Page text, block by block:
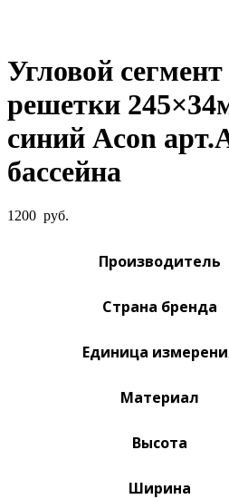
Угловой
решетки
синий Acon
бассейна
1200 руб.
Производитель
Страна бренда
Единица
Материал
Высота
Ширина